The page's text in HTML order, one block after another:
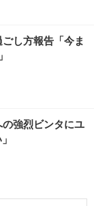
し方報告「今ま
強烈ビンタにユ